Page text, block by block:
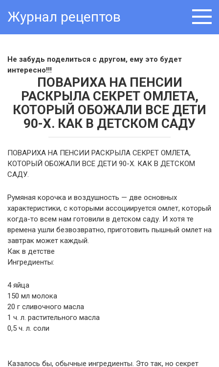
content
Журнал рецептов
Не забудь поделиться с другом, ему это будет
интересно!!!
ПОВАРИХА НА ПЕНСИИ
РАСКРЫЛА СЕКРЕТ ОМЛЕТА,
КОТОРЫЙ ОБОЖАЛИ ВСЕ ДЕТИ
90-Х. КАК В ДЕТСКОМ САДУ
ПОВАРИХА НА ПЕНСИИ РАСКРЫЛА СЕКРЕТ ОМЛЕТА,
КОТОРЫЙ ОБОЖАЛИ ВСЕ ДЕТИ 90-Х. КАК В ДЕТСКОМ
САДУ.
Румяная корочка и воздушность — две основных
характеристики, с которыми ассоциируется омлет, который
когда-то всем нам готовили в детском саду. И хотя те
времена ушли безвозвратно, приготовить пышный омлет на
завтрак может каждый.
Как в детстве
Ингредиенты:
4 яйца
150 мл молока
20 г сливочного масла
1 ч. л. растительного масла
0,5 ч. л. соли
Казалось бы, обычные ингредиенты. Это так, но секрет